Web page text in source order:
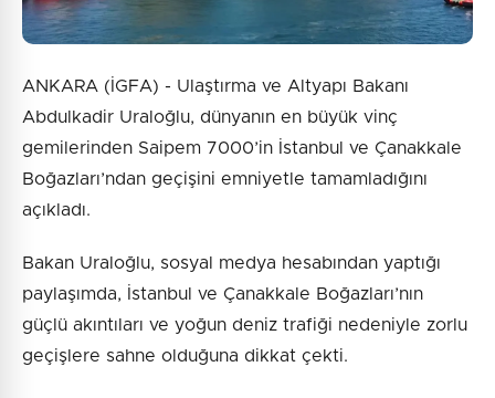
ANKARA (İGFA) - Ulaştırma ve Altyapı Bakanı
Abdulkadir Uraloğlu, dünyanın en büyük vinç
gemilerinden Saipem 7000’in İstanbul ve Çanakkale
Boğazları’ndan geçişini emniyetle tamamladığını
açıkladı.
Bakan Uraloğlu, sosyal medya hesabından yaptığı
paylaşımda, İstanbul ve Çanakkale Boğazları’nın
güçlü akıntıları ve yoğun deniz trafiği nedeniyle zorlu
geçişlere sahne olduğuna dikkat çekti.